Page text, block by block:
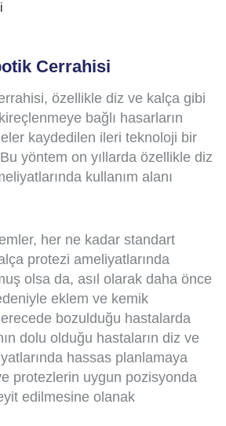
Cerrahisi
özellikle diz ve kalça gibi
bağlı hasarların
kaydedilen ileri teknoloji bir
yöntem on yıllarda özellikle diz
kullanım alanı
her ne kadar standart
protezi ameliyatlarında
olsa da, asıl olarak daha önce
eklem ve kemik
bozulduğu hastalarda
dolu olduğu hastaların diz ve
hassas planlamaya
protezlerin uygun pozisyonda
edilmesine olanak